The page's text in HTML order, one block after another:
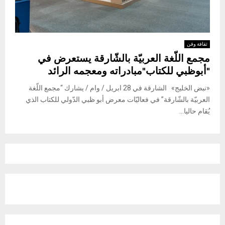
ثقافة وفن
مجمع اللّغة العربيّة بالشّارقة يستعرض في
"أبوظبي للكتاب"مبادراته ومعجمه الرائد
«نبض الخليج» الشارقة في 28 ابريل / وام / يشارك “مجمع اللّغة
العربيّة بالشّارقة” في فعاليّات معرض أبو ظبي الدّولي للكتاب الذي
يُقام حاليا...